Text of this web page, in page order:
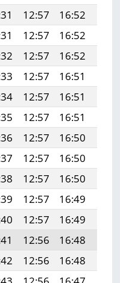
12:57 16:52
12:57 16:52
12:57 16:52
12:57 16:51
12:57 16:51
12:57 16:51
12:57 16:50
12:57 16:50
12:57 16:50
12:57 16:49
12:57 16:49
12:56 16:48
12:56 16:48